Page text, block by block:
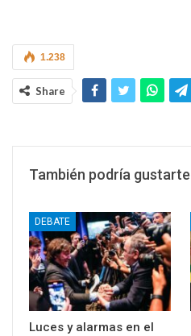
1.238
Share
También podría gustarte
DEBATE
Luces y alarmas en el